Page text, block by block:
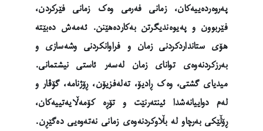
پەروەردەییەکان، زمانی فەرمی وەک زمانی فێرکردن،
فێربوون و پەیوەندیگرتن بەکاردەهێنن. ئەمەش دەبێتە
هۆی ستانداردکردنی زمان و فراوانکردنی وشەسازی و
بەرزکردنەوەی توانای زمان لەسەر ئاستی نیشتمانی.
میدیای گشتی، وەک ڕادیۆ، تەلەفزیۆن، ڕۆژنامە، گۆڤار و
لەم دواییانەشدا ئینتەرنێت و تۆڕە کۆمەڵایەتییەکان،
ڕۆڵێکی بەرچاو لە بڵاوکردنەوەی زمانی نەتەوەیی دەگێڕن.